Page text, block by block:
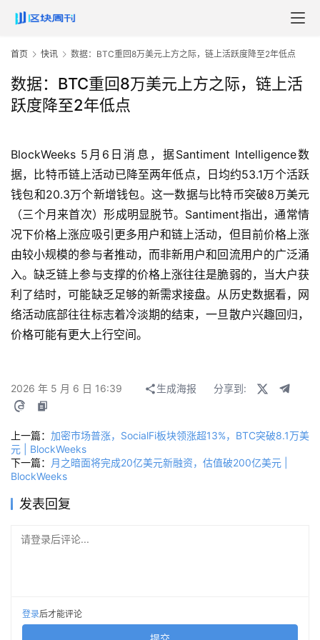
首页 快讯 数据：BTC重回8万美元上方之际，链上活跃度降至2年低点
数据：BTC重回8万美元上方之际，链上活
跃度降至2年低点
BlockWeeks 5月6日消息，据Santiment Intelligence数
据，比特币链上活动已降至两年低点，日均约53.1万个活跃
钱包和20.3万个新增钱包。这一数据与比特币突破8万美元
（三个月来首次）形成明显脱节。Santiment指出，通常情
况下价格上涨应吸引更多用户和链上活动，但目前价格上涨
由较小规模的参与者推动，而非新用户和回流用户的广泛涌
入。缺乏链上参与支撑的价格上涨往往是脆弱的，当大户获
利了结时，可能缺乏足够的新需求接盘。从历史数据看，网
络活动底部往往标志着冷淡期的结束，一旦散户兴趣回归，
价格可能有更大上行空间。
2026 年 5 月 6 日 16:39 生成海报 分享到:
上一篇： 加密市场普涨，SocialFi板块领涨超13%，BTC突破8.1万美
元 | BlockWeeks
下一篇：
月之暗面将完成20亿美元新融资，估值破200亿美元 |
BlockWeeks
发表回复
请登录后评论...
登录后才能评论